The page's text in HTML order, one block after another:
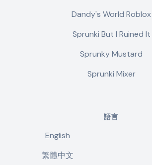
Dandy's World Roblox
Sprunki But I Ruined It
Sprunky Mustard
Sprunki Mixer
語言
English
繁體中文